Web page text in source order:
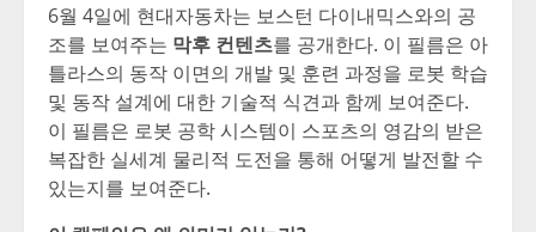
6월 4일에 현대자동차는 보스턴 다이내믹스와의 공
조를 보여주는 막후 컨텐츠를 공개한다. 이 필름은 아
틀라스의 동작 이면의 개발 및 훈련 과정을 로봇 학습
및 동작 설계에 대한 기술적 식견과 함께 보여준다.
이 필름은 로봇 공학 시스템이 스포츠의 영감의 받은
복잡한 실세계 물리적 도전을 통해 어떻게 발전할 수
있는지를 보여준다.